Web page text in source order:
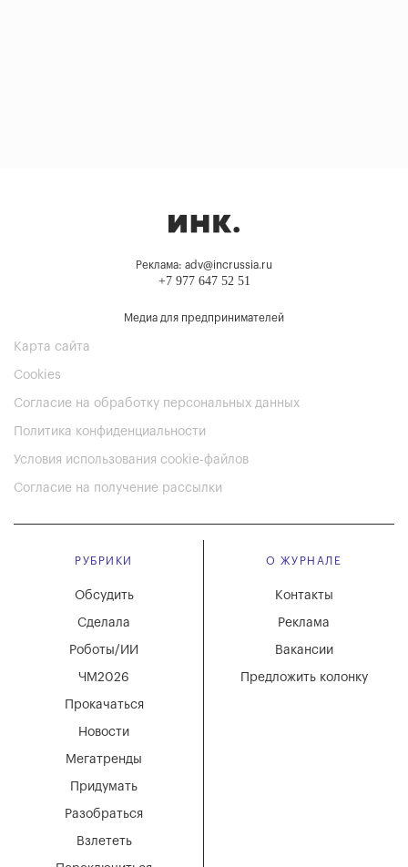
Реклама: adv@incrussia.ru
+7 977 647 52 51
Медиа для предпринимателей
Карта сайта
Cookies
Согласие на обработку персональных данных
Политика конфиденциальности
Условия использования cookie-файлов
Согласие на получение рассылки
РУБРИКИ
Мегатренды
Придумать
Разобраться
Взлететь
Новости
Обсудить
Сделала
Роботы/ИИ
ЧМ2026
Прокачаться
О ЖУРНАЛЕ
Вакансии
Реклама
Контакты
Предложить колонку